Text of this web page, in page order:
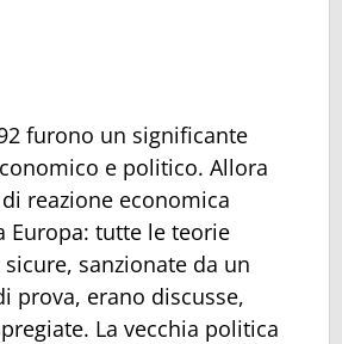
furono un significante
e politico. Allora
reazione economica
Europa: tutte le teorie
sanzionate da un
prova, erano discusse,
La vecchia politica